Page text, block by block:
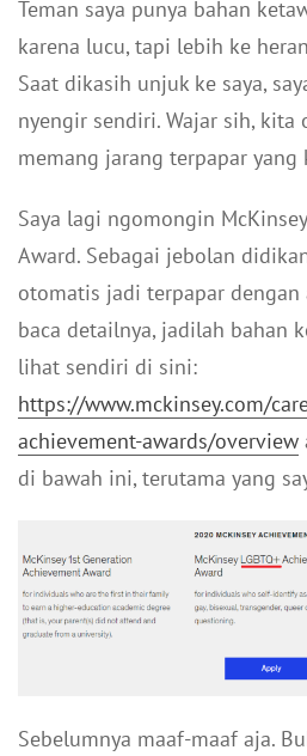
Teman saya punya bahan
karena lucu, tapi lebih ke
Saat dikasih unjuk ke saya,
nyengir sendiri. Wajar sih, kita
memang jarang terpapar yang
Saya lagi ngomongin
Award. Sebagai jebolan
otomatis jadi terpapar dengan
baca detailnya, jadilah bahan
lihat sendiri di sini:
https://www.mckinsey.com/
achievement-awards/overview
di bawah ini, terutama yang
Sebelumnya maaf-maaf aja.